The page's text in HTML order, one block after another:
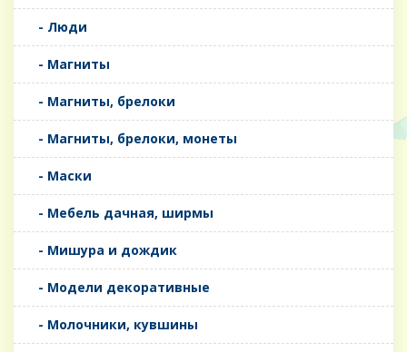
- Люди
- Магниты
- Магниты, брелоки
- Магниты, брелоки, монеты
- Маски
- Мебель дачная, ширмы
- Мишура и дождик
- Модели декоративные
- Молочники, кувшины